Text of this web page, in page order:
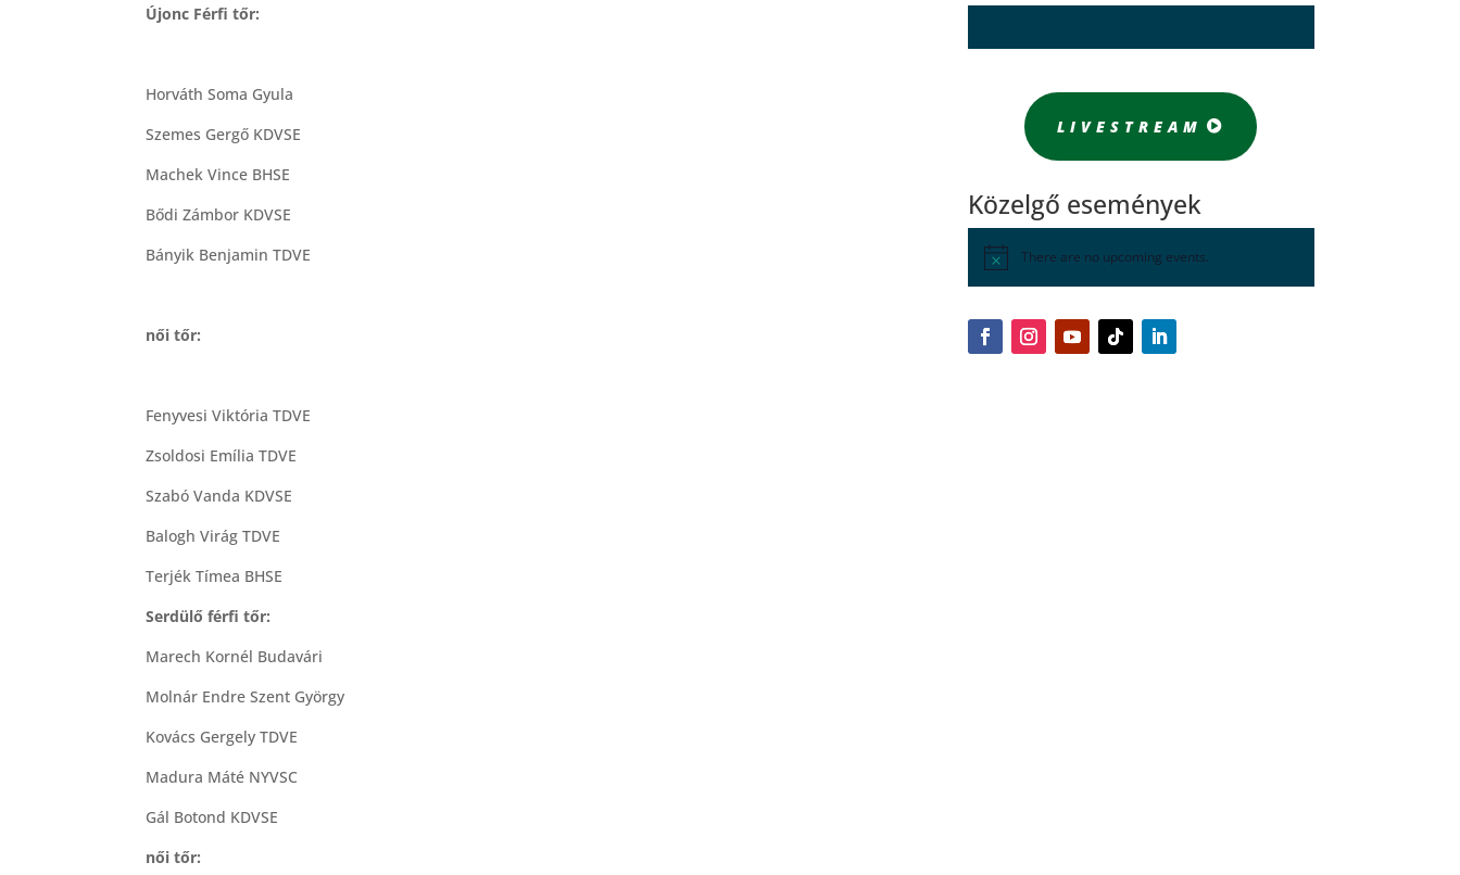
Újonc Férfi tőr:
Horváth Soma Gyula
Szemes Gergő KDVSE
Machek Vince BHSE
Bődi Zámbor KDVSE
Bányik Benjamin TDVE
női tőr:
Fenyvesi Viktória TDVE
Zsoldosi Emília TDVE
Szabó Vanda KDVSE
Balogh Virág TDVE
Terjék Tímea BHSE
Serdülő férfi tőr:
Marech Kornél Budavári
Molnár Endre Szent György
Kovács Gergely TDVE
Madura Máté NYVSC
Gál Botond KDVSE
női tőr:
LIVESTREAM
Közelgő események
There are no upcoming events.